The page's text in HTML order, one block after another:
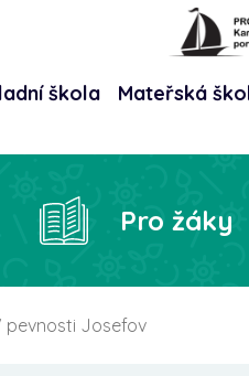
škola Mateřská
Pro žáky
pevnosti Josefov